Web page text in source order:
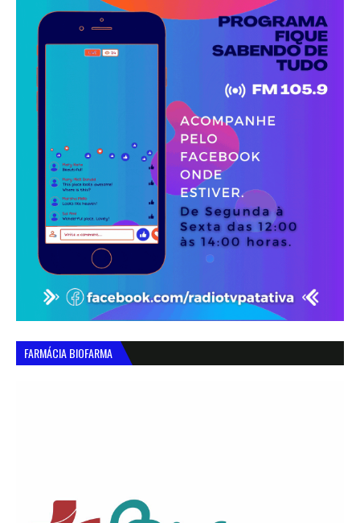
FARMÁCIA BIOFARMA